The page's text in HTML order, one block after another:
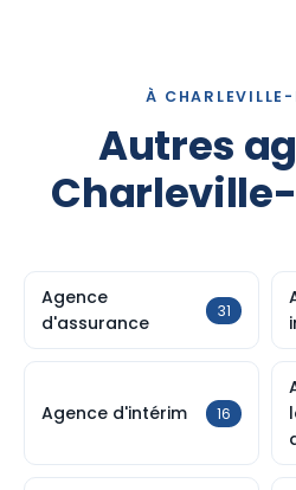
À CHARLEVILLE-
Autres
Agence
d'assurance
31
Agence d'intérim 16